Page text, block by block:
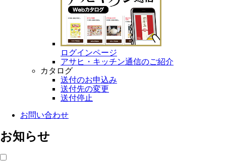
ログインページ
アサヒ・キッチン通信のご紹介
カタログ
送付のお申込み
送付先の変更
送付停止
お問い合わせ
お知らせ